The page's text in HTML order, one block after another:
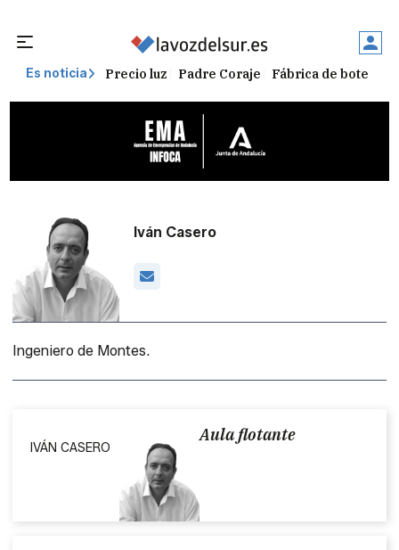
Es noticia Precio luz Padre Coraje Fábrica de botellas
Iván Casero
Ingeniero de Montes.
Aula flotante
IVÁN CASERO